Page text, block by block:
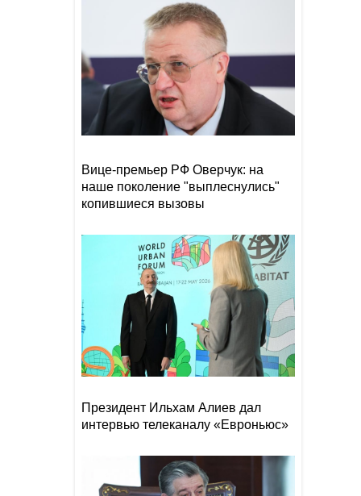
Лукашенко рассказал о
своей ностальгии по
временам СССР
15:25
Трамп высмеял владельцев
электромобилей и сравнил
их с больными
Вице-премьер РФ Оверчук: на
наше поколение "выплеснулись"
копившиеся вызовы
Президент Ильхам Алиев дал
интервью телеканалу «Евроньюс»